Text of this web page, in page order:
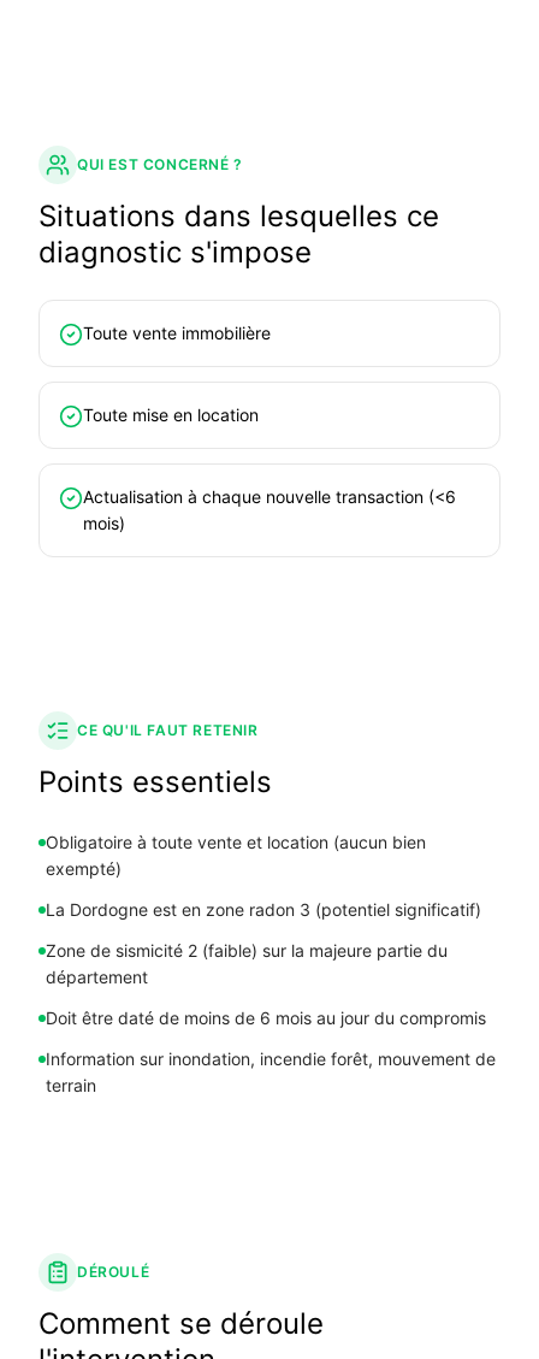
QUI EST CONCERNÉ ?
Situations dans lesquelles ce
diagnostic s'impose
Toute vente immobilière
Toute mise en location
Actualisation à chaque nouvelle transaction (<6
mois)
CE QU'IL FAUT RETENIR
Points essentiels
Obligatoire à toute vente et location (aucun bien
exempté)
La Dordogne est en zone radon 3 (potentiel significatif)
Zone de sismicité 2 (faible) sur la majeure partie du
département
Doit être daté de moins de 6 mois au jour du compromis
Information sur inondation, incendie forêt, mouvement de
terrain
DÉROULÉ
Comment se déroule